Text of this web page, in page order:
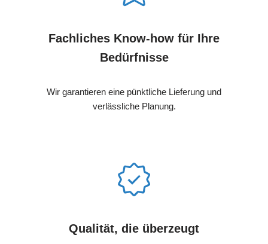
Fachliches Know-how für Ihre
Bedürfnisse
Wir garantieren eine pünktliche Lieferung und
verlässliche Planung.
Qualität, die überzeugt